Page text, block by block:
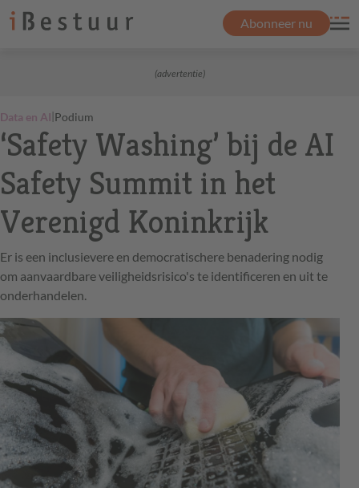
Abonneer nu
(advertentie)
Data en AI|Podium
‘Safety Washing’ bij de AI
Safety Summit in het
Verenigd Koninkrijk
Er is een inclusievere en democratischere benadering nodig
om aanvaardbare veiligheidsrisico's te identificeren en uit te
onderhandelen.